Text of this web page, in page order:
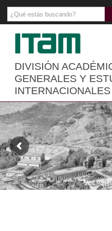
DIVISIÓN
GENERALES Y
INTERNACIONALES